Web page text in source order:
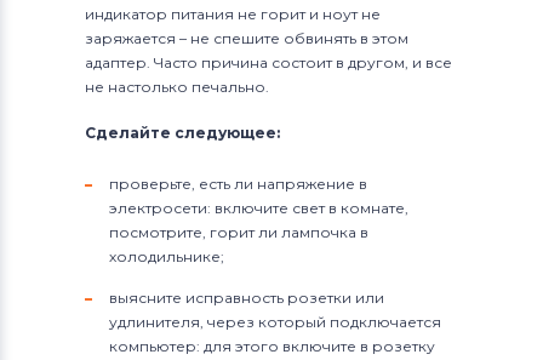
индикатор питания не горит и ноут не
заряжается – не спешите обвинять в этом
адаптер. Часто причина состоит в другом, и все
не настолько печально.
Сделайте следующее:
проверьте, есть ли напряжение в
электросети: включите свет в комнате,
посмотрите, горит ли лампочка в
холодильнике;
выясните исправность розетки или
удлинителя, через который подключается
компьютер: для этого включите в розетку